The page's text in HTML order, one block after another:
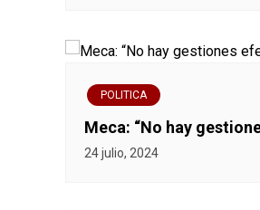
POLITICA
Meca: “No hay
24 julio, 2024